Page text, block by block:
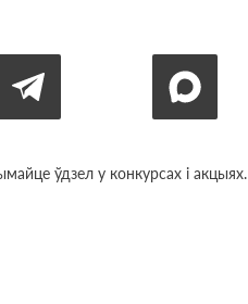
ўдзел у конкурсах і акцыях.